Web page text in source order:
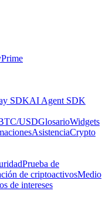
Prime
SDKAI Agent SDK
USDGlosarioWidgets
AsistenciaCrypto
Prueba de
de criptoactivosMedio
de intereses